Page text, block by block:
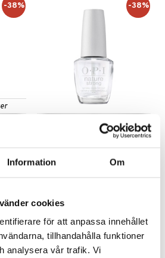
Information Om
cookies
för att anpassa innehållet
tillhandahålla funktioner
analysera vår trafik. Vi
Neglelakk av naturlig opprinnelse fra OPI
-38%
OPI Nature Strong Top
-38%